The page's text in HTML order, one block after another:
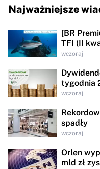
Najważniejsze
[BR
TFI (II
wczoraj
tygodnia
wczoraj
spadły
wczoraj
Orlen
mld zł